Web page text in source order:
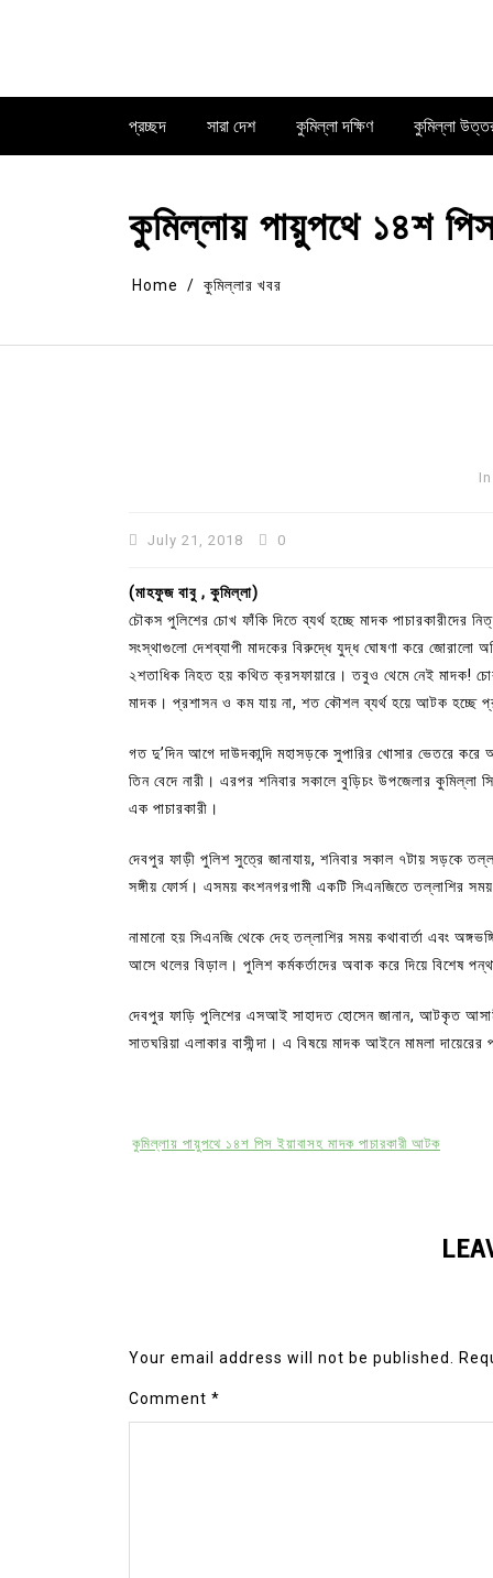
প্রচ্ছদ সারা দেশ কুমিল্লা দক্ষিণ কুমিল্লা
কুমিল্লায় পায়ুপথে ১৪শ
Home কুমিল্লার খবর
In
July 21, 2018 0
(মাহফুজ বাবু , কুমিল্লা)
চৌকস পুলিশের চোখ ফাঁকি দিতে ব্যর্থ হচ্ছে মাদক পাচারকারীদের
সংস্থাগুলো দেশব্যাপী মাদকের বিরুদ্ধে যুদ্ধ ঘোষণা করে জোরালো
২শতাধিক নিহত হয় কথিত ক্রসফায়ারে। তবুও থেমে নেই মাদক!
মাদক। প্রশাসন ও কম যায় না, শত কৌশল ব্যর্থ হয়ে আটক হচ্ছে
গত দু’দিন আগে দাউদকান্দি মহাসড়কে সুপারির খোসার ভেতরে
তিন বেদে নারী। এরপর শনিবার সকালে বুড়িচং উপজেলার
এক পাচারকারী।
দেবপুর ফাড়ী পুলিশ সুত্রে জানাযায়, শনিবার সকাল ৭টায় সড়কে
সঙ্গীয় ফোর্স। এসময় কংশনগরগামী একটি সিএনজিতে তল্লাশির
নামানো হয় সিএনজি থেকে দেহ তল্লাশির সময় কথাবার্তা এবং
আসে থলের বিড়াল। পুলিশ কর্মকর্তাদের অবাক করে দিয়ে বিশেষ
দেবপুর ফাড়ি পুলিশের এসআই সাহাদত হোসেন জানান, আটকৃত
সাতঘরিয়া এলাকার বাসীন্দা। এ বিষয়ে মাদক আইনে মামলা
কুমিল্লায় পায়ুপথে ১৪শ পিস ইয়াবাসহ মাদক পাচারকারী আটক
Your email address will not be published.
Comment *
কুমিল্লা প্রেস ক্লাবের নির্বাচন
পদের জন্য ৩৩ জন প্রার্থী
July 30, 2026 0 3 words